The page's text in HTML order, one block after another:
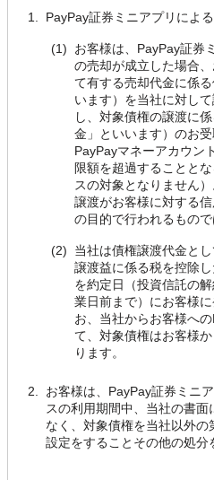
PayPay証券ミニアプリによ
お客様は、PayPay証券
の売却が成立した場合
て有する売却代金に係
います）を当社に対し
し、対象債権の譲渡に
金」といいます）のお
PayPayマネーアカウン
限額を超過することと
スの対象となりません
譲渡がお客様に対する
の目的で行われるもの
当社は債権譲渡代金と
譲渡益に係る税を控除
を約定日（投資信託の
業日前まで）にお客様
お、当社からお客様へ
て、対象債権はお客様
ります。
お客様は、PayPay証券ミニ
スの利用期間中、当社の書
なく、対象債権を当社以外
設定をすることその他の処分